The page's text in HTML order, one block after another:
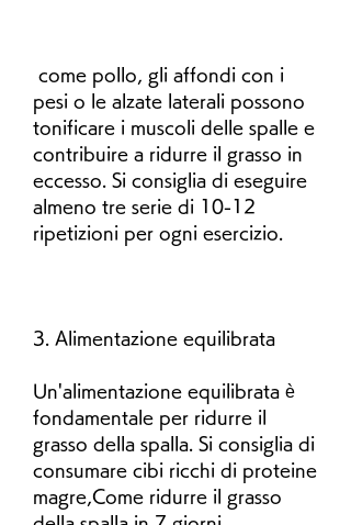
pesi o le alzate laterali possono
tonificare i muscoli delle spalle e
contribuire a ridurre il grasso in
eccesso. Si consiglia di eseguire
almeno tre serie di 10-12
ripetizioni per ogni esercizio.
3. Alimentazione equilibrata
Un'alimentazione equilibrata è
fondamentale per ridurre il
grasso della spalla. Si consiglia di
consumare cibi ricchi di proteine
magre,Come ridurre il grasso